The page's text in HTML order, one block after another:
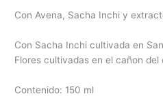
Con Avena, Sacha Inchi y
Con Sacha Inchi cultivada en
Flores cultivadas en el cañon del
Contenido: 150 ml